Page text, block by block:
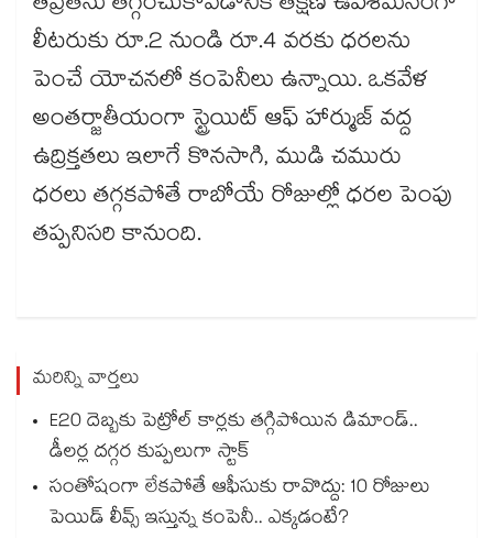
లీటరుకు రూ.2 నుండి రూ.4 వరకు ధరలను
పెంచే యోచనలో కంపెనీలు ఉన్నాయి. ఒకవేళ
అంతర్జాతీయంగా స్ట్రెయిట్ ఆఫ్ హార్ముజ్ వద్ద
ఉద్రిక్తతలు ఇలాగే కొనసాగి, ముడి చమురు
ధరలు తగ్గకపోతే రాబోయే రోజుల్లో ధరల పెంపు
తప్పనిసరి కానుంది.
మరిన్ని వార్తలు
E20 దెబ్బకు పెట్రోల్ కార్లకు తగ్గిపోయిన డిమాండ్..
డీలర్ల దగ్గర కుప్పలుగా స్టాక్
సంతోషంగా లేకపోతే ఆఫీసుకు రావొద్దు: 10 రోజులు
పెయిడ్ లీవ్స్ ఇస్తున్న కంపెనీ.. ఎక్కడంటే?